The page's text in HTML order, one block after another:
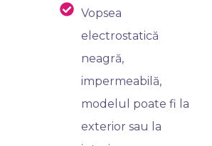
Vopsea
electrostatică
neagră,
impermeabilă,
modelul poate fi la
exterior sau la